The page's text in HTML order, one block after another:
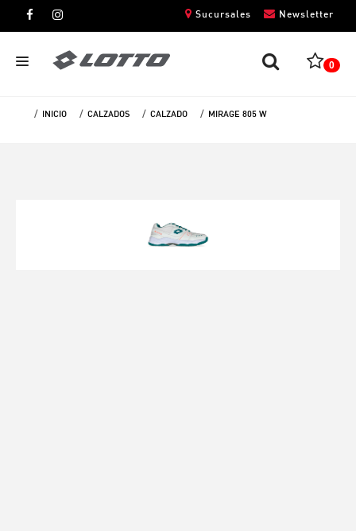
Newsletter
Sucursales
0
INICIO CALZADOS CALZADO MIRAGE 805 W